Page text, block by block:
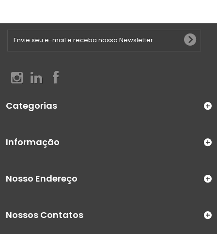
Categorias
Informação
Nosso Endereço
Nossos Contatos